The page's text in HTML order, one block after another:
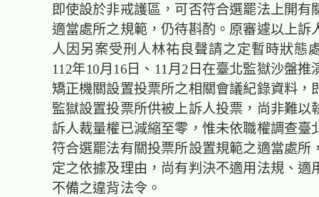
即使設於非戒護區，可否符合選罷法上開有
適當處所之規範，仍待斟酌。原審遽以上訴
人因另案受刑人林祐良聲請之定暫時狀態
112年10月16日、11月2日在臺北監獄沙盤推
矯正機關設置投票所之相關會議紀錄資料，
監獄設置投票所供被上訴人投票，尚非難以
訴人裁量權已減縮至零，惟未依職權調查臺
符合選罷法有關投票所設置規範之適當處所
定之依據及理由，尚有判決不適用法規、適
不備之違背法令。